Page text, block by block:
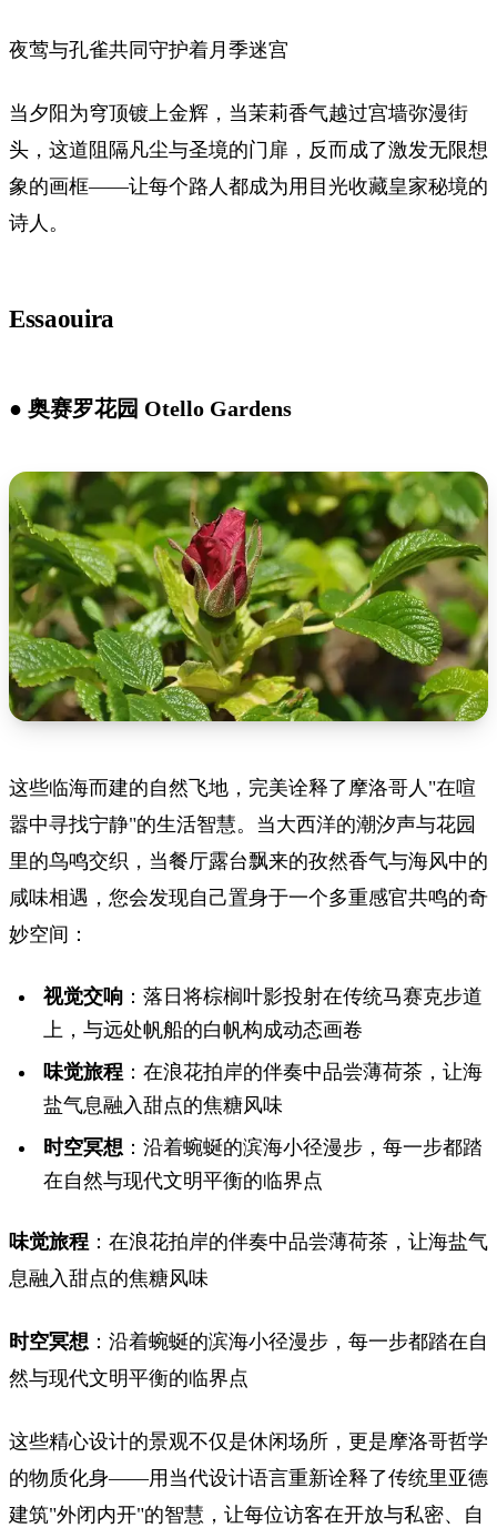
夜莺与孔雀共同守护着月季迷宫
当夕阳为穹顶镀上金辉，当茉莉香气越过宫墙弥漫街
头，这道阻隔凡尘与圣境的门扉，反而成了激发无限想
象的画框——让每个路人都成为用目光收藏皇家秘境的
诗人。
Essaouira
● 奥赛罗花园 Otello Gardens
这些临海而建的自然飞地，完美诠释了摩洛哥人"在喧
嚣中寻找宁静"的生活智慧。当大西洋的潮汐声与花园
里的鸟鸣交织，当餐厅露台飘来的孜然香气与海风中的
咸味相遇，您会发现自己置身于一个多重感官共鸣的奇
妙空间：
视觉交响 ：落日将棕榈叶影投射在传统马赛克步道
上，与远处帆船的白帆构成动态画卷
味觉旅程 ：在浪花拍岸的伴奏中品尝薄荷茶，让海
盐气息融入甜点的焦糖风味
时空冥想 ：沿着蜿蜒的滨海小径漫步，每一步都踏
在自然与现代文明平衡的临界点
味觉旅程 ：在浪花拍岸的伴奏中品尝薄荷茶，让海盐气
息融入甜点的焦糖风味
时空冥想 ：沿着蜿蜒的滨海小径漫步，每一步都踏在自
然与现代文明平衡的临界点
这些精心设计的景观不仅是休闲场所，更是摩洛哥哲学
的物质化身——用当代设计语言重新诠释了传统里亚德
建筑"外闭内开"的智慧，让每位访客在开放与私密、自